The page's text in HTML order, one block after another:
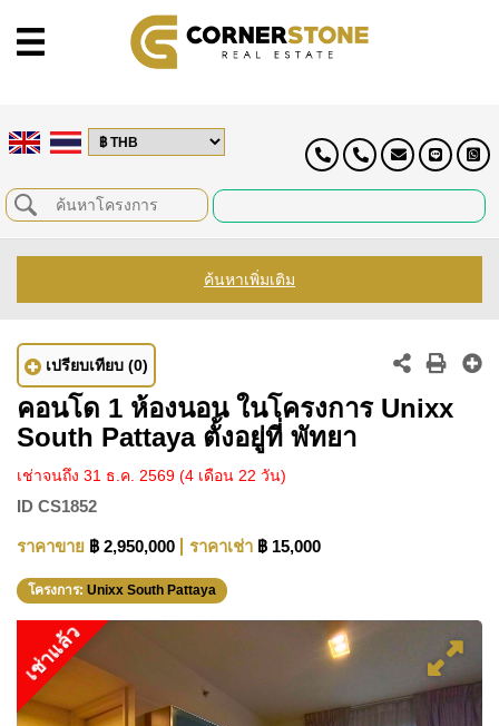
ค้นหาเพิ่มเติม
เปรียบเทียบ (0)
คอนโด 1 ห้องนอน ในโครงการ Unixx
South Pattaya ตั้งอยู่ที่ พัทยา
เช่าจนถึง 31 ธ.ค. 2569 (4 เดือน 22 วัน)
ID CS1852
ราคาขาย ฿ 2,950,000 ราคาเช่า ฿ 15,000
โครงการ: Unixx South Pattaya
เช่าแล้ว